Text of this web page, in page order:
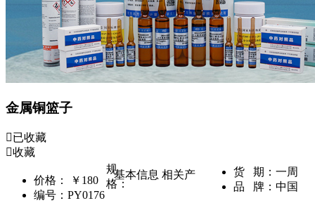
金属铜篮子
已收藏
收藏
价格：
￥180
编号： PY0176
货 期： 一周
品 牌： 中国
规
格：
基本信息 相关产